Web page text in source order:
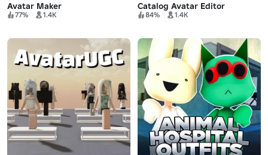
Avatar Maker
77% 1.4K
Catalog Avatar Editor
84% 1.4K